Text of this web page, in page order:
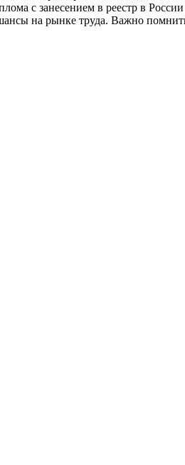
с занесением в реестр в
на рынке труда. Важно